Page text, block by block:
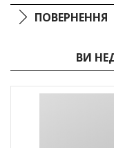
ПОВЕРНЕННЯ
ВИ